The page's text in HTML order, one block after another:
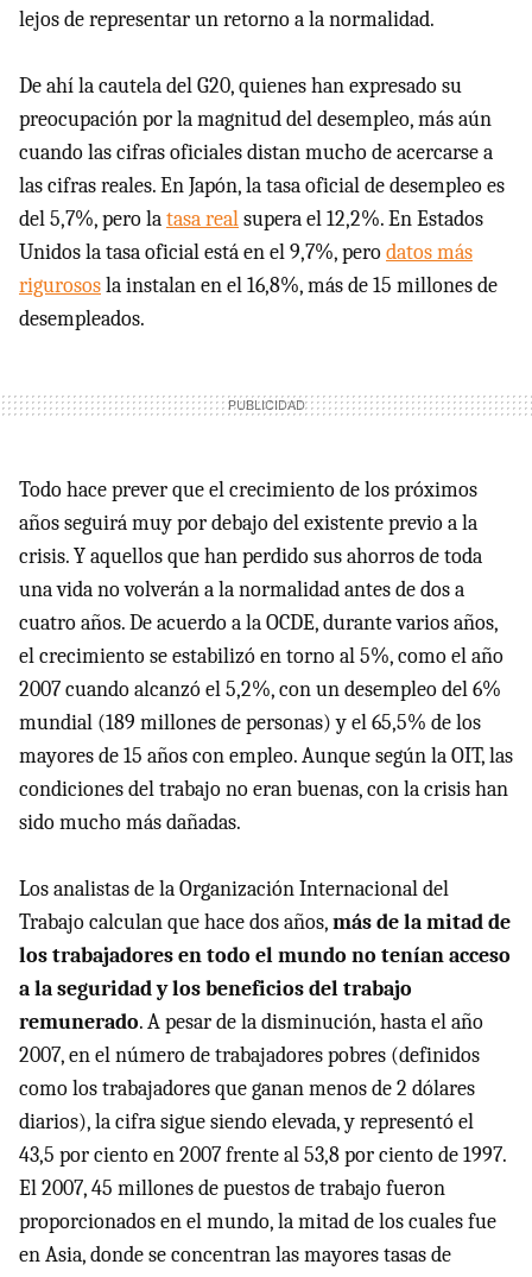
lejos de representar un retorno a la normalidad.
De ahí la cautela del G20, quienes han expresado su
preocupación por la magnitud del desempleo, más aún
cuando las cifras oficiales distan mucho de acercarse a
las cifras reales. En Japón, la tasa oficial de desempleo es
del 5,7%, pero latasa realsupera el 12,2%. En Estados
Unidos la tasa oficial está en el 9,7%, perodatos más
rigurososla instalan en el 16,8%, más de 15 millones de
desempleados.
Todo hace prever que el crecimiento de los próximos
años seguirá muy por debajo del existente previo a la
crisis. Y aquellos que han perdido sus ahorros de toda
una vida no volverán a la normalidad antes de dos a
cuatro años. De acuerdo a la OCDE, durante varios años,
el crecimiento se estabilizó en torno al 5%, como el año
2007 cuando alcanzó el 5,2%, con un desempleo del 6%
mundial (189 millones de personas) y el 65,5% de los
mayores de 15 años con empleo. Aunque según la OIT, las
condiciones del trabajo no eran buenas, con la crisis han
sido mucho más dañadas.
Los analistas de la Organización Internacional del
Trabajo calculan que hace dos años,más de la mitad de
los trabajadores en todo el mundo no tenían acceso
a la seguridad y los beneficios del trabajo
remunerado. A pesar de la disminución, hasta el año
2007, en el número de trabajadores pobres (definidos
como los trabajadores que ganan menos de 2 dólares
diarios), la cifra sigue siendo elevada, y representó el
43,5 por ciento en 2007 frente al 53,8 por ciento de 1997.
El 2007, 45 millones de puestos de trabajo fueron
proporcionados en el mundo, la mitad de los cuales fue
en Asia, donde se concentran las mayores tasas de